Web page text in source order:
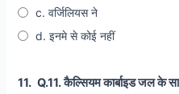
c. वर्जिलियस ने
d. इनमे से कोई नहीं
11. Q.11. कैल्सियम कार्बाइड जल के